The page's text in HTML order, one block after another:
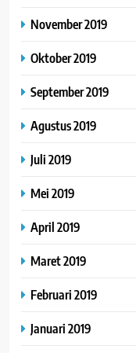
November 2019
Oktober 2019
September 2019
Agustus 2019
Juli 2019
Mei 2019
April 2019
Maret 2019
Februari 2019
Januari 2019